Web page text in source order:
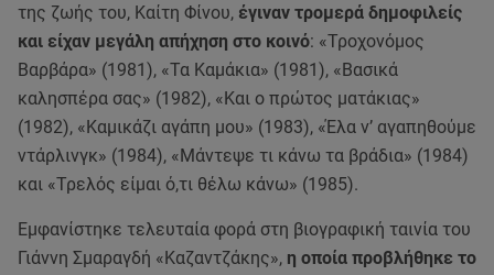
της ζωής του, Καίτη Φίνου, έγιναν τρομερά δημοφιλείς
και είχαν μεγάλη απήχηση στο κοινό: «Τροχονόμος
Βαρβάρα» (1981), «Τα Καμάκια» (1981), «Βασικά
καλησπέρα σας» (1982), «Και ο πρώτος ματάκιας»
(1982), «Καμικάζι αγάπη μου» (1983), «Έλα ν’ αγαπηθούμε
ντάρλινγκ» (1984), «Μάντεψε τι κάνω τα βράδια» (1984)
και «Τρελός είμαι ό,τι θέλω κάνω» (1985).
Εμφανίστηκε τελευταία φορά στη βιογραφική ταινία του
Γιάννη Σμαραγδή «Καζαντζάκης», η οποία προβλήθηκε το